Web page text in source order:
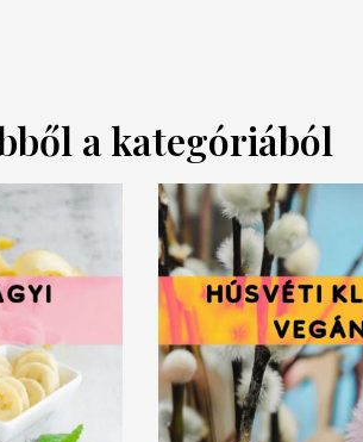
a kategóriából